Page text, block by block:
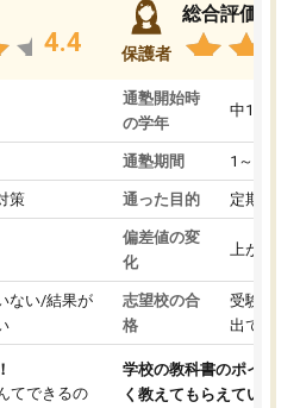
4.4
策
ない/結果が
てできるの
保護者
総合評価
通塾開始時
の学年
中1
通塾期間 1～3ヵ月
通った目的 定期テス
偏差値の変
化
上がった
志望校の合
格
受験して
出ていな
学校の教科書のポイント
く教えてもらえている